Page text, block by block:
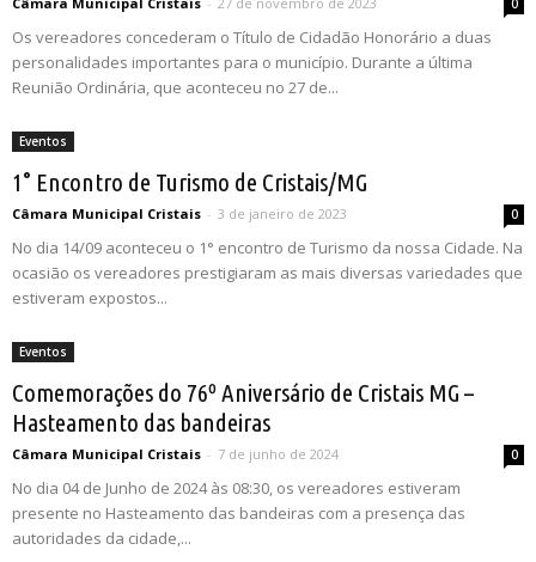
0
Os vereadores concederam o Título de Cidadão Honorário a duas
personalidades importantes para o município. Durante a última
Reunião Ordinária, que aconteceu no 27 de...
Eventos
1° Encontro de Turismo de Cristais/MG
Câmara Municipal Cristais - 3 de janeiro de 2023 0
No dia 14/09 aconteceu o 1° encontro de Turismo da nossa Cidade. Na
ocasião os vereadores prestigiaram as mais diversas variedades que
estiveram expostos...
Eventos
Comemorações do 76º Aniversário de Cristais MG –
Hasteamento das bandeiras
Câmara Municipal Cristais - 7 de junho de 2024 0
No dia 04 de Junho de 2024 às 08:30, os vereadores estiveram
presente no Hasteamento das bandeiras com a presença das
autoridades da cidade,...